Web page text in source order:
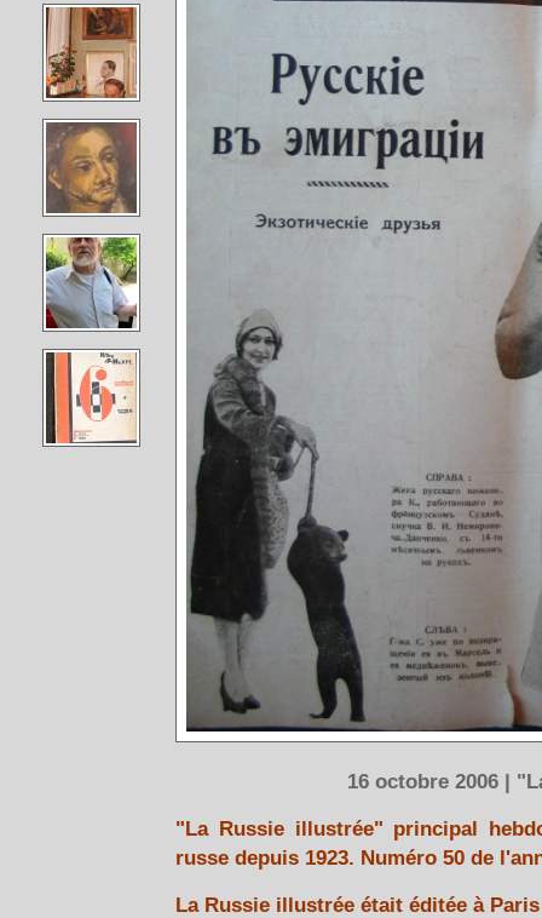
16 octobre 2006 |
"La Russie illustrée" principal
russe depuis 1923. Numéro 50 de
La Russie illustrée était éditée à Paris